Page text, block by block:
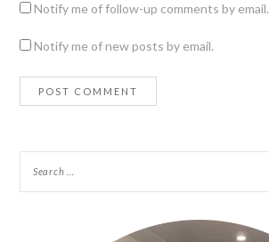
Notify me of follow-up comments by email.
Notify me of new posts by email.